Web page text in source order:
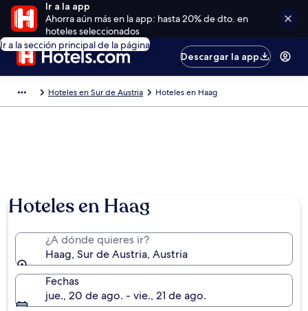
Ir a la app
Ahorra aún más en la app: hasta 20% de dto. en
hoteles seleccionados
Ir a la sección principal de la página
Descargar la app
Hoteles en Sur de Austria Hoteles en Haag
Hoteles en Haag
¿A dónde quieres ir?
Haag, Sur de Austria, Austria
Fechas
jue., 20 de ago. - vie., 21 de ago.